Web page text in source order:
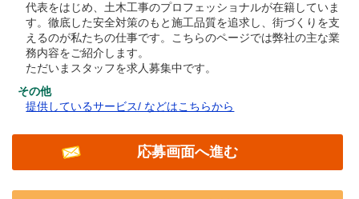
代表をはじめ、土木工事のプロフェッショナルが在籍していま
す。徹底した安全対策のもと施工品質を追求し、街づくりを支
えるのが私たちの仕事です。こちらのページでは弊社の主な業
務内容をご紹介します。
ただいまスタッフを求人募集中です。
その他
提供しているサービス/ などはこちらから
応募画面へ進む